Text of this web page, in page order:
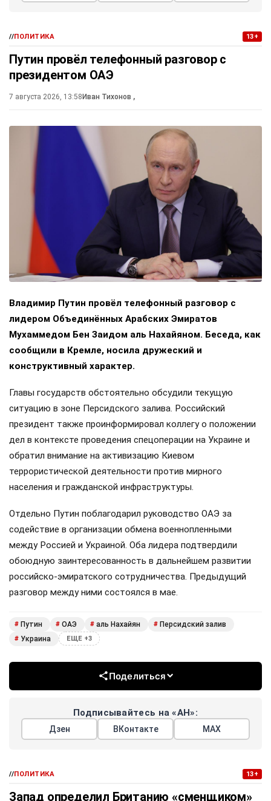
//ПОЛИТИКА 13+
Путин провёл телефонный разговор с
президентом ОАЭ
7 августа 2026, 13:58 Иван Тихонов ,
Владимир Путин провёл телефонный разговор с
лидером Объединённых Арабских Эмиратов
Мухаммедом Бен Заидом аль Нахайяном. Беседа, как
сообщили в Кремле, носила дружеский и
конструктивный характер.
Главы государств обстоятельно обсудили текущую
ситуацию в зоне Персидского залива. Российский
президент также проинформировал коллегу о положении
дел в контексте проведения спецоперации на Украине и
обратил внимание на активизацию Киевом
террористической деятельности против мирного
населения и гражданской инфраструктуры.
Отдельно Путин поблагодарил руководство ОАЭ за
содействие в организации обмена военнопленными
между Россией и Украиной. Оба лидера подтвердили
обоюдную заинтересованность в дальнейшем развитии
российско-эмиратского сотрудничества. Предыдущий
разговор между ними состоялся в мае.
# Путин # ОАЭ # аль Нахайян # Персидский залив
# Украина ЕЩЕ +3
Поделиться
Подписывайтесь на «АН»:
Дзен ВКонтакте МАХ
//ПОЛИТИКА 13+
Запад определил Британию «сменщиком»